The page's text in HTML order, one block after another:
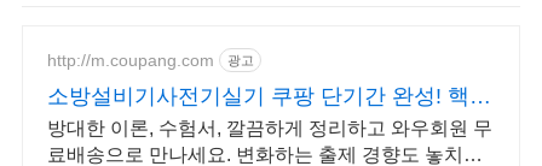
http://m.coupang.com 광고
소방설비기사전기실기 쿠팡 단기간 완성! 핵심
만 공략
방대한 이론, 수험서, 깔끔하게 정리하고 와우회원 무
료배송으로 만나세요. 변화하는 출제 경향도 놓치지